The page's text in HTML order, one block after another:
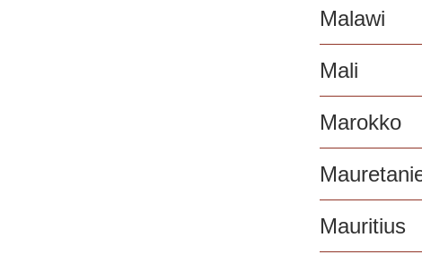
Malawi
Mali
Marokko
Mauritius